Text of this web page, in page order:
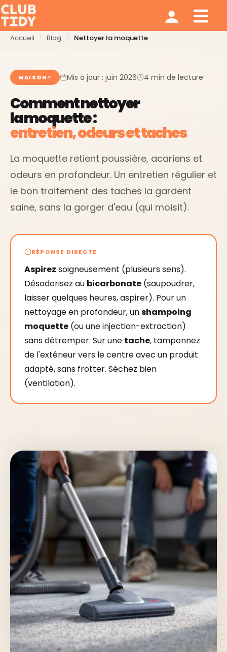
Accueil Blog Nettoyer la moquette
MAISON Mis à jour : juin 2026 4 min de lecture
Comment nettoyer
la moquette :
entretien, odeurs et taches
La moquette retient poussière, acariens et
odeurs en profondeur. Un entretien régulier et
le bon traitement des taches la gardent
saine, sans la gorger d'eau (qui moisit).
RÉPONSE DIRECTE
Aspirez soigneusement (plusieurs sens).
Désodorisez au bicarbonate (saupoudrer,
laisser quelques heures, aspirer). Pour un
nettoyage en profondeur, unshampoing
moquette (ou une injection-extraction)
sans détremper. Sur une tache, tamponnez
de l'extérieur vers le centre avec un produit
adapté, sans frotter. Séchez bien
(ventilation).